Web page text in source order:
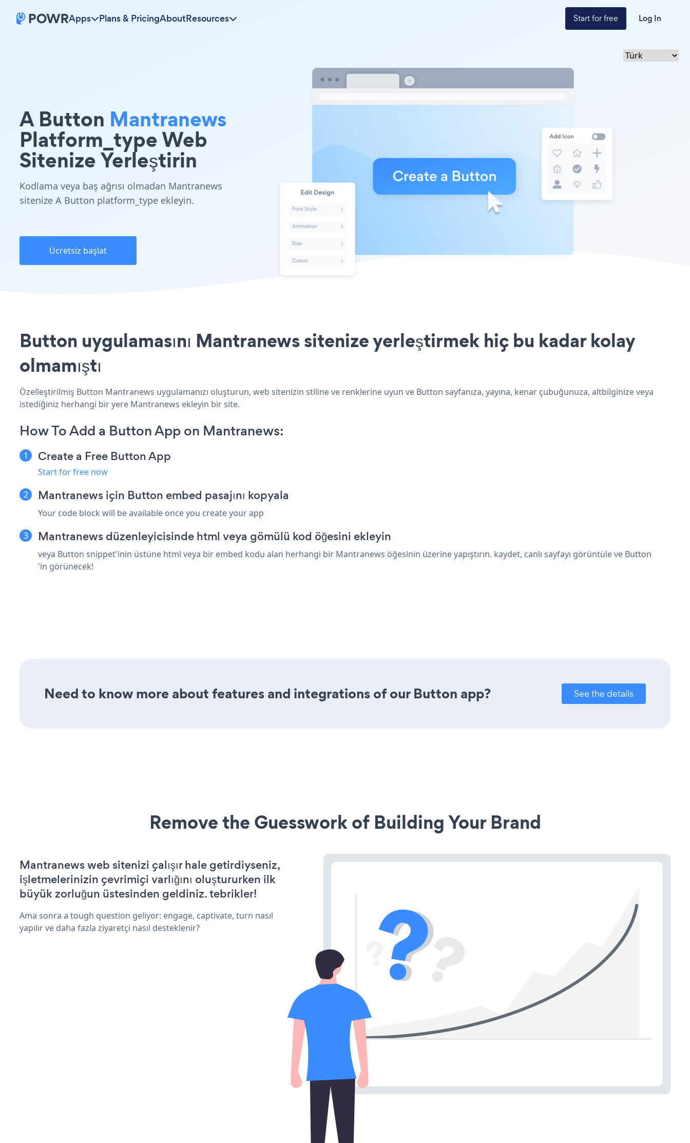
Apps Plans & PricingAboutResources Start for free Log In
A Button Mantranews
Platform_type Web
Sitenize Yerleştirin
Kodlama veya baş ağrısı olmadan Mantranews
sitenize A Button platform_type ekleyin.
Ücretsiz başlat
Button uygulamasını Mantranews sitenize yerleştirmek hiç bu kadar kolay
olmamıştı
Özelleştirilmiş Button Mantranews uygulamanızı oluşturun, web sitenizin stiline ve renklerine uyun ve Button sayfanıza, yayına, kenar çubuğunuza, altbilginize veya
istediğiniz herhangi bir yere Mantranews ekleyin bir site.
How To Add a Button App on Mantranews:
Create a Free Button App
Start for free now
Mantranews için Button embed pasajını kopyala
Your code block will be available once you create your app
Mantranews düzenleyicisinde html veya gömülü kod öğesini ekleyin
veya Button snippet'inin üstüne html veya bir embed kodu alan herhangi bir Mantranews öğesinin üzerine yapıştırın. kaydet, canlı sayfayı görüntüle ve Button
'in görünecek!
Need to know more about features and integrations of our Button app? See the details
Remove the Guesswork of Building Your Brand
Mantranews web sitenizi çalışır hale getirdiyseniz,
işletmelerinizin çevrimiçi varlığını oluştururken ilk
büyük zorluğun üstesinden geldiniz. tebrikler!
Ama sonra a tough question geliyor: engage, captivate, turn nasıl
yapılır ve daha fazla ziyaretçi nasıl desteklenir?